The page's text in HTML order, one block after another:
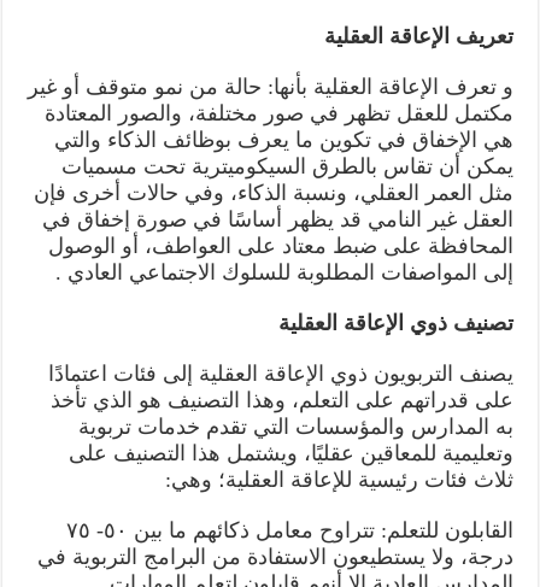
تعريف الإعاقة العقلية
و تعرف الإعاقة العقلية بأنها: حالة من نمو متوقف أو غير
مكتمل للعقل تظهر في صور مختلفة، والصور المعتادة
هي الإخفاق في تكوين ما يعرف بوظائف الذكاء والتي
يمكن أن تقاس بالطرق السيكوميترية تحت مسميات
مثل العمر العقلي، ونسبة الذكاء، وفي حالات أخرى فإن
العقل غير النامي قد يظهر أساسًا في صورة إخفاق في
المحافظة على ضبط معتاد على العواطف، أو الوصول
إلى المواصفات المطلوبة للسلوك الاجتماعي العادي .
تصنيف ذوي الإعاقة العقلية
يصنف التربويون ذوي الإعاقة العقلية إلى فئات اعتمادًا
على قدراتهم على التعلم، وهذا التصنيف هو الذي تأخذ
به المدارس والمؤسسات التي تقدم خدمات تربوية
وتعليمية للمعاقين عقليًا، ويشتمل هذا التصنيف على
ثلاث فئات رئيسية للإعاقة العقلية؛ وهي:
القابلون للتعلم: تتراوح معامل ذكائهم ما بين ٥٠- ٧٥
درجة، ولا يستطيعون الاستفادة من البرامج التربوية في